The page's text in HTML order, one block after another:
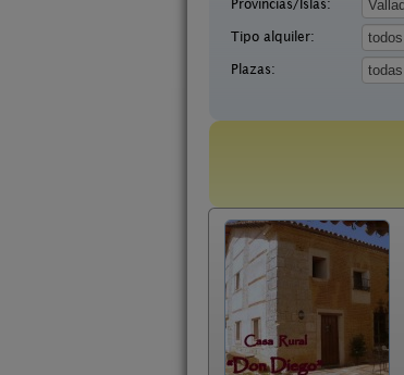
Provincias/Islas:
Tipo alquiler:
Plazas: